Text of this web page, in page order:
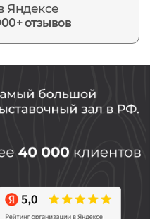
Яндексе
отзывов